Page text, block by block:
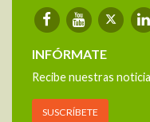
INFÓRMATE
Recibe nuestras
SUSCRÍBETE